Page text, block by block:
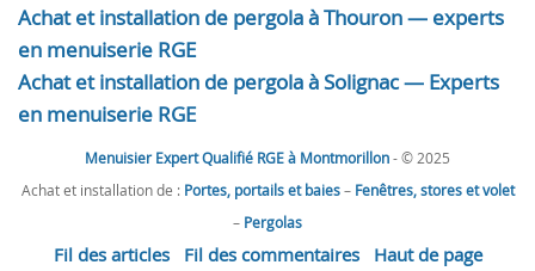
Achat et installation de pergola à Thouron — experts
en menuiserie RGE
Achat et installation de pergola à Solignac — Experts
en menuiserie RGE
Menuisier Expert Qualifié RGE à Montmorillon- © 2025
Achat et installation de : Portes, portails et baies– Fenêtres, stores et volet
– Pergolas
Fil des articles Fil des commentaires Haut de page